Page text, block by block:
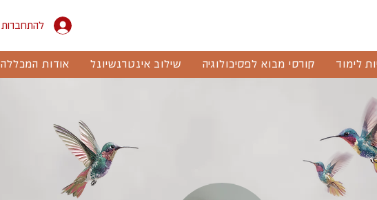
להתחברות
לימוד קורסי מבוא לפסיכולוגיה שילוב אינטרנשיונל אודות המכללה